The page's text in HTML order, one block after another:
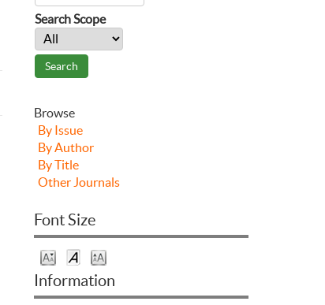
Search Scope
Browse
By Issue
By Author
By Title
Other Journals
Font Size
Information